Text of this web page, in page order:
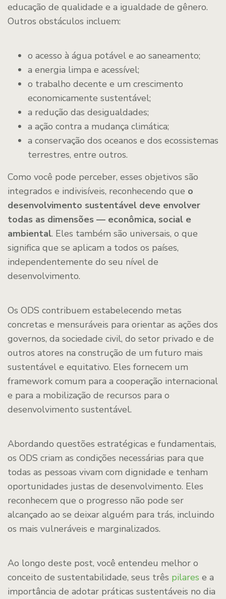
educação de qualidade e a igualdade de gênero.
Outros obstáculos incluem:
o acesso à água potável e ao saneamento;
a energia limpa e acessível;
o trabalho decente e um crescimento
economicamente sustentável;
a redução das desigualdades;
a ação contra a mudança climática;
a conservação dos oceanos e dos ecossistemas
terrestres, entre outros.
Como você pode perceber, esses objetivos são
integrados e indivisíveis, reconhecendo que o
desenvolvimento sustentável deve envolver
todas as dimensões — econômica, social e
ambiental. Eles também são universais, o que
significa que se aplicam a todos os países,
independentemente do seu nível de
desenvolvimento.
Os ODS contribuem estabelecendo metas
concretas e mensuráveis para orientar as ações dos
governos, da sociedade civil, do setor privado e de
outros atores na construção de um futuro mais
sustentável e equitativo. Eles fornecem um
framework comum para a cooperação internacional
e para a mobilização de recursos para o
desenvolvimento sustentável.
Abordando questões estratégicas e fundamentais,
os ODS criam as condições necessárias para que
todas as pessoas vivam com dignidade e tenham
oportunidades justas de desenvolvimento. Eles
reconhecem que o progresso não pode ser
alcançado ao se deixar alguém para trás, incluindo
os mais vulneráveis e marginalizados.
Ao longo deste post, você entendeu melhor o
conceito de sustentabilidade, seus três pilares e a
importância de adotar práticas sustentáveis no dia